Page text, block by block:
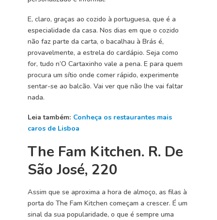
E, claro, graças ao cozido à portuguesa, que é a
especialidade da casa. Nos dias em que o cozido
não faz parte da carta, o bacalhau à Brás é,
provavelmente, a estrela do cardápio. Seja como
for, tudo n’O Cartaxinho vale a pena. E para quem
procura um sítio onde comer rápido, experimente
sentar-se ao balcão. Vai ver que não lhe vai faltar
nada.
Leia também: Conheça os restaurantes mais
caros de Lisboa
The Fam Kitchen. R. De
São José, 220
Assim que se aproxima a hora de almoço, as filas à
porta do The Fam Kitchen começam a crescer. É um
sinal da sua popularidade, o que é sempre uma